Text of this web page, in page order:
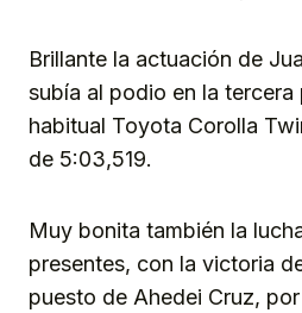
Brillante la actuación de
subía al podio en la
habitual Toyota Corolla
de 5:03,519.
Muy bonita también la
presentes, con la victoria
puesto de Ahedei Cruz,